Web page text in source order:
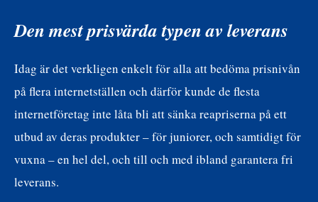
Den mest prisvärda typen av leverans
Idag är det verkligen enkelt för alla att bedöma prisnivån
på flera internetställen och därför kunde de flesta
internetföretag inte låta bli att sänka reapriserna på ett
utbud av deras produkter – för juniorer, och samtidigt för
vuxna – en hel del, och till och med ibland garantera fri
leverans.